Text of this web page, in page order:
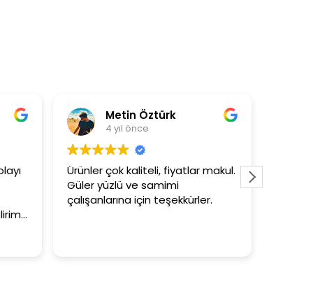
Metin Öztürk
4 yıl önce
Ürünler çok kaliteli, fiyatlar makul.
Güler yüzlü ve samimi
çalışanlarına için teşekkürler.
3+1 evin
tutar